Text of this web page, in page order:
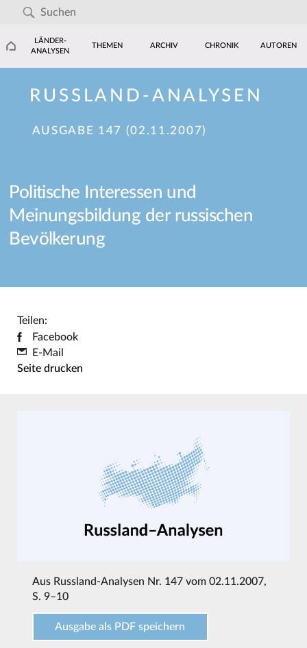
LÄNDER-
ANALYSEN
THEMEN ARCHIV CHRONIK AUTOREN
RUSSLAND-ANALYSEN
AUSGABE 147 (02.11.2007)
Politische Interessen und
Meinungsbildung der russischen
Bevölkerung
Teilen:
Facebook
E-Mail
Seite drucken
Aus Russland-Analysen Nr. 147 vom 02.11.2007,
S. 9–10
Ausgabe als PDF speichern